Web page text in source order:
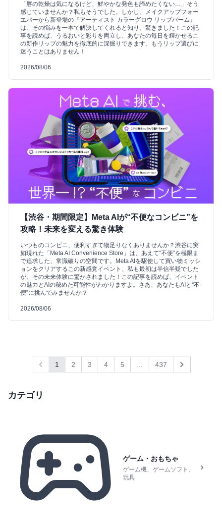
「唇の乾燥は気になるけど、鮮やかな発色も諦めたくない…」そう
感じていませんか？私もそうでした。しかし、メイクアップフォー
エバーから新登場の『アーティスト カラーグロウ リップバーム』
は、その悩みを一本で解決してくれると知り、驚きました！この記
事を読めば、うるおいと彩りを両立し、あなたの毎日を輝かせるこ
の新作リップの魅力を徹底的に深掘りできます。もうリップ選びに
迷うことはありません！
2026/08/06
【渋谷・期間限定】Meta AIが“不便なコンビニ”を
攻略！未来を変える驚き体験
いつものコンビニ、便利すぎて物足りなくありませんか？渋谷に突
如現れた「Meta AI Convenience Store」は、あえて“不便”を極限ま
で追求した、常識破りの空間です。Meta AIを駆使して買い物ミッシ
ョンをクリアするこの新感覚イベント、私も最初は半信半疑でした
が、その未来体験に驚かされました！この記事を読めば、イベント
の魅力とAIの秘めた可能性がわかりますよ。さあ、あなたもAIと“不
便”に挑んでみませんか？
2026/08/06
Previous
1 2 3 4 5 437 Next
カテゴリ
ゲーム・おもちゃ
ゲーム機、ゲームソフト、
玩具